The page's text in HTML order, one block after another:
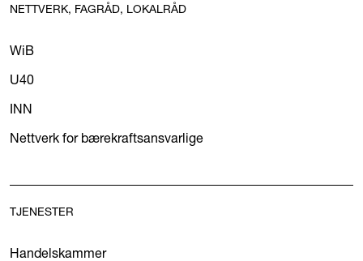
NETTVERK, FAGRÅD, LOKALRÅD
WiB
U40
INN
Nettverk for bærekraftsansvarlige
TJENESTER
Handelskammer